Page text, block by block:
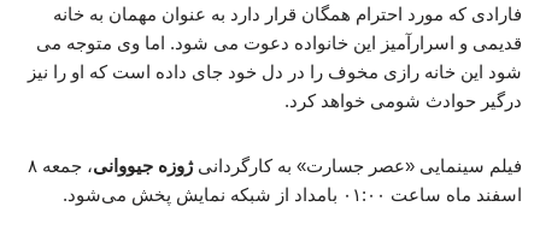
فارادی که مورد احترام همگان قرار دارد به عنوان مهمان به خانه
قدیمی و اسرارآمیز این خانواده دعوت می شود. اما وی متوجه می
شود این خانه رازی مخوف را در دل خود جای داده است که او را نیز
درگیر حوادث شومی خواهد کرد.
فیلم سینمایی «عصر جسارت» به کارگردانی ژوزه جیووانی
، جمعه ۸
اسفند ماه ساعت ۰۱:۰۰ بامداد از شبکه نمایش پخش می‌شود.